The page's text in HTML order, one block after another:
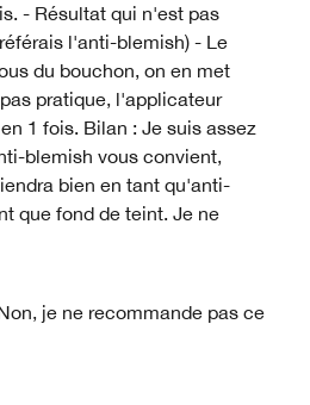
- Résultat qui n'est pas
l'anti-blemish) - Le
du bouchon, on en met
pratique, l'applicateur
1 fois. Bilan : Je suis assez
blemish vous convient,
bien en tant qu'anti-
que fond de teint. Je ne
je ne recommande pas ce